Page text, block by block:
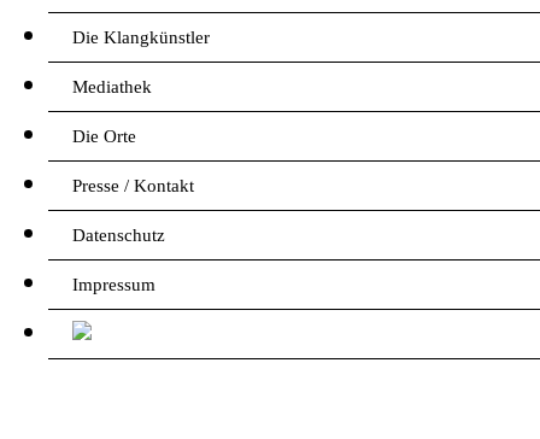
Die Klangkünstler
Mediathek
Die Orte
Presse / Kontakt
Datenschutz
Impressum